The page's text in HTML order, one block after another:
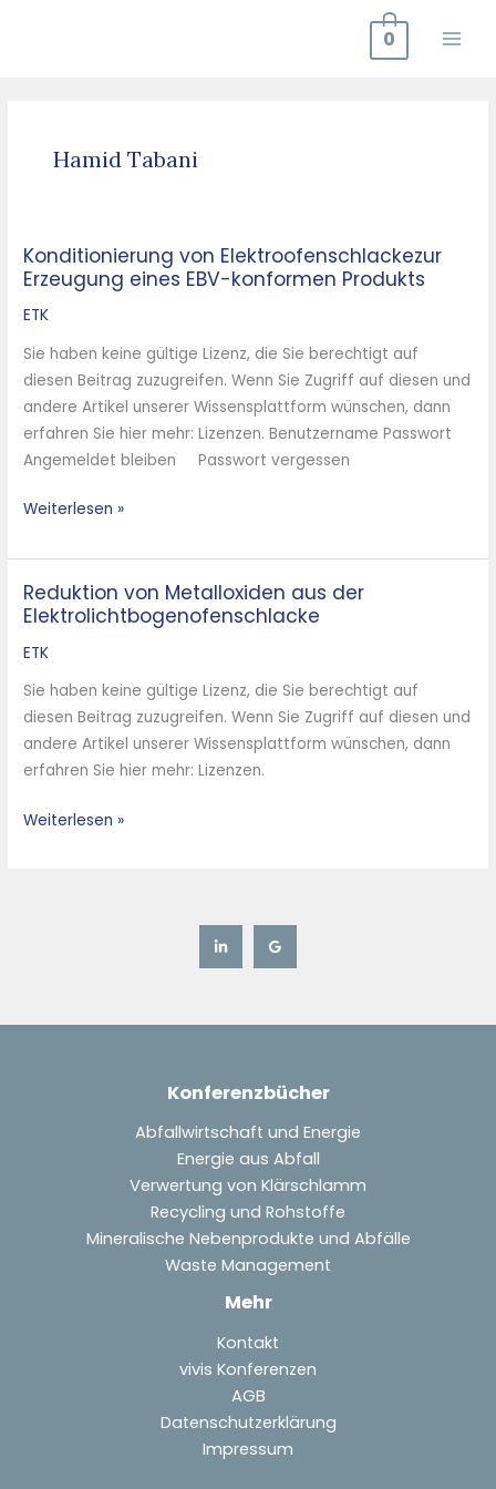
0
Hamid Tabani
Konditionierung von Elektroofenschlackezur
Erzeugung eines EBV-konformen Produkts
ETK
Sie haben keine gültige Lizenz, die Sie berechtigt auf
diesen Beitrag zuzugreifen. Wenn Sie Zugriff auf diesen und
andere Artikel unserer Wissensplattform wünschen, dann
erfahren Sie hier mehr: Lizenzen. Benutzername Passwort
Angemeldet bleiben Passwort vergessen
Konditionierung
von
Elektroofenschlackezur
eines
EBV-
konformen
Produkts
Weiterlesen »
Reduktion von Metalloxiden aus der
Elektrolichtbogenofenschlacke
ETK
Sie haben keine gültige Lizenz, die Sie berechtigt auf
diesen Beitrag zuzugreifen. Wenn Sie Zugriff auf diesen und
andere Artikel unserer Wissensplattform wünschen, dann
erfahren Sie hier mehr: Lizenzen.
Reduktion
von
Metalloxiden
der
Elektrolichtbogenofenschlacke
Weiterlesen »
Konferenzbücher
Abfallwirtschaft und Energie
Energie aus Abfall
Verwertung von Klärschlamm
Recycling und Rohstoffe
Mineralische Nebenprodukte und Abfälle
Waste Management
Mehr
Kontakt
vivis Konferenzen
AGB
Datenschutzerklärung
Impressum